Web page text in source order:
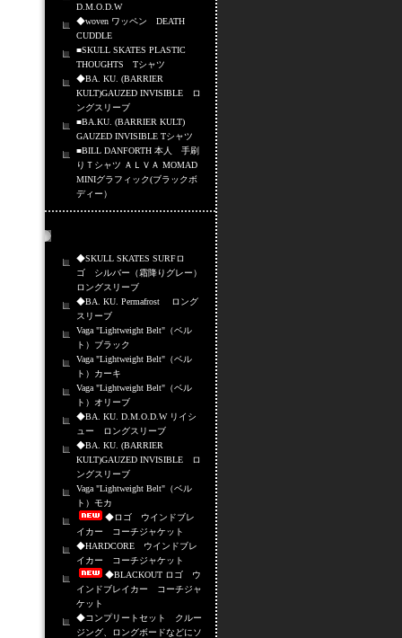
D.M.O.D.W
◆woven ワッペン DEATH
CUDDLE
■SKULL SKATES PLASTIC
THOUGHTS Tシャツ
◆BA. KU. (BARRIER
KULT)GAUZED INVISIBLE ロ
ングスリーブ
■BA.KU. (BARRIER KULT)
GAUZED INVISIBLE Tシャツ
■BILL DANFORTH 本人 手刷
りＴシャツ ＡＬＶＡ MOMAD
MINIグラフィック(ブラックボ
ディー）
◆SKULL SKATES SURFロ
ゴ シルバー（霜降りグレー）
ロングスリーブ
◆BA. KU. Permafrost ロング
スリーブ
Vaga "Lightweight Belt"（ベル
ト）ブラック
Vaga "Lightweight Belt"（ベル
ト）カーキ
Vaga "Lightweight Belt"（ベル
ト）オリーブ
◆BA. KU. D.M.O.D.W リイシ
ュー ロングスリーブ
◆BA. KU. (BARRIER
KULT)GAUZED INVISIBLE ロ
ングスリーブ
Vaga "Lightweight Belt"（ベル
ト）モカ
◆ロゴ ウインドブレ
イカー コーチジャケット
◆HARDCORE ウインドブレ
イカー コーチジャケット
◆BLACKOUT ロゴ ウ
インドブレイカー コーチジャ
ケット
◆コンプリートセット クルー
ジング、ロングボードなどにソ